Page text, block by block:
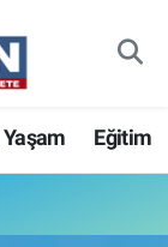
Yaşam Eğitim